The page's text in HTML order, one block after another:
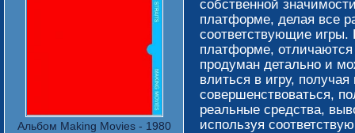
Альбом Making Movies - 1980
собственной
платформе, делая все
соответствующие игры.
платформе,
продуман детально и
влиться в игру,
совершенствоваться,
реальные средства,
используя